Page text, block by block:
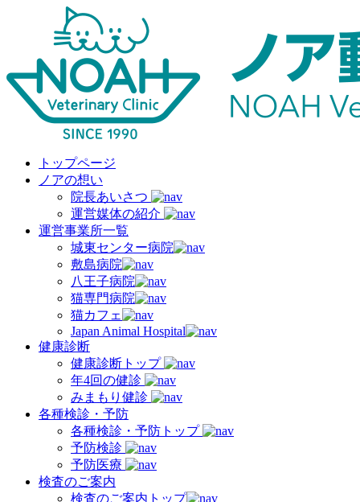
トップページ
ノアの想い
院長あいさつ
運営媒体の紹介
運営事業所一覧
城東センター病院
敷島病院
八王子病院
猫専門病院
猫カフェ
Japan Animal Hospital
健康診断
健康診断トップ
年4回の健診
みまもり健診
各種検診・予防
各種検診・予防トップ
予防検診
予防医療
検査のご案内
検査のご案内トップ